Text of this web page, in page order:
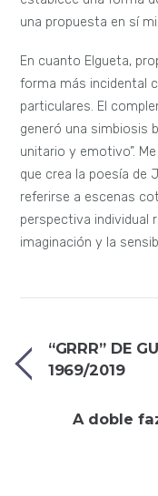
una propuesta en sí
En cuanto Elgueta,
forma más incidental
particulares. El
generó una simbiosis
unitario y emotivo”.
que crea la poesía de
referirse a escenas
perspectiva individual
imaginación y la
“GRRR” DE
1969/2019
A doble